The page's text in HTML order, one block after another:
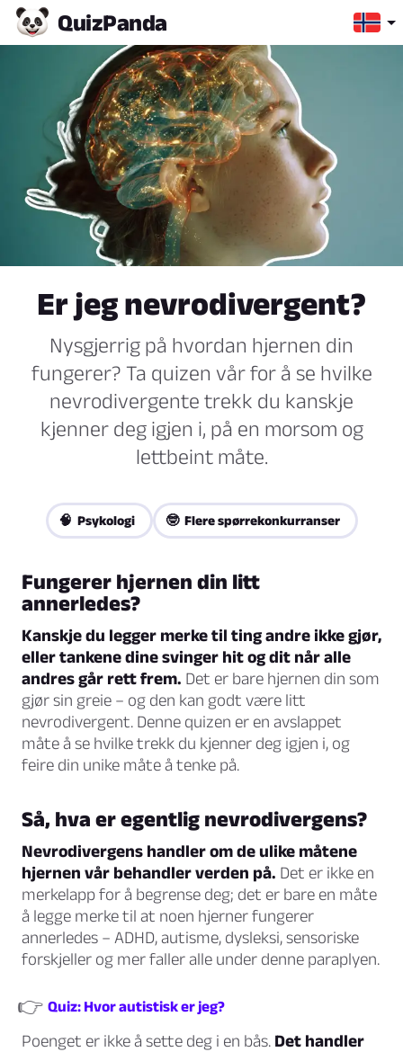
QuizPanda
Er jeg nevrodivergent?
Nysgjerrig på hvordan hjernen din
fungerer? Ta quizen vår for å se hvilke
nevrodivergente trekk du kanskje
kjenner deg igjen i, på en morsom og
lettbeint måte.
🧠 Psykologi 🤓 Flere spørrekonkurranser
Fungerer hjernen din litt
annerledes?
Kanskje du legger merke til ting andre ikke gjør,
eller tankene dine svinger hit og dit når alle
andres går rett frem. Det er bare hjernen din som
gjør sin greie – og den kan godt være litt
nevrodivergent. Denne quizen er en avslappet
måte å se hvilke trekk du kjenner deg igjen i, og
feire din unike måte å tenke på.
Så, hva er egentlig nevrodivergens?
Nevrodivergens handler om de ulike måtene
hjernen vår behandler verden på. Det er ikke en
merkelapp for å begrense deg; det er bare en måte
å legge merke til at noen hjerner fungerer
annerledes – ADHD, autisme, dysleksi, sensoriske
forskjeller og mer faller alle under denne paraplyen.
👉 Quiz: Hvor autistisk er jeg?
Poenget er ikke å sette deg i en bås. Det handler